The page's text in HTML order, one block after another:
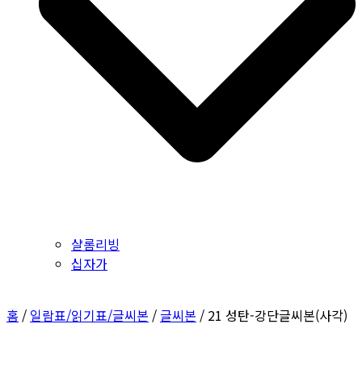
샬롬리빙
십자가
홈 / 일람표/읽기표/글씨본 /글씨본 / 21 성탄-강단글씨본(사각)